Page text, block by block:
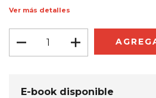
Ver más detalles
E-book disponible